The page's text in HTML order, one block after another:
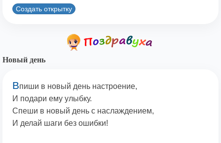
Создать открытку
Новый день
Впиши в новый день настроение,
И подари ему улыбку.
Спеши в новый день с наслаждением,
И делай шаги без ошибки!